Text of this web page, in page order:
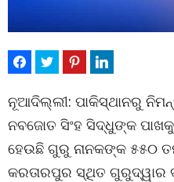
ନୂଆଦିଲ୍ଲୀ: ପାକିସ୍ଥାନରୁ
ନବଜୋତ ସିଂହ ସିଦ୍ଧୁଙ୍କ
ହେଉଛି ଗୁରୁ ନାନକଙ୍କ ୫୫୦
କରତାରପୁର ସ୍ଥିତ ଗୁରୁଦ୍ୱାର